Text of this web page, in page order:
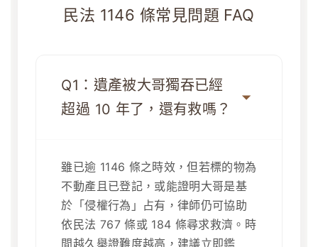
民法 1146 條常見問題 FAQ
Q1：遺產被大哥獨吞已經
超過 10 年了，還有救嗎？
雖已逾 1146 條之時效，但若標的物為
不動產且已登記，或能證明大哥是基
於「侵權行為」占有，律師仍可協助
依民法 767 條或 184 條尋求救濟。時
間越久舉證難度越高，建議立即鑑